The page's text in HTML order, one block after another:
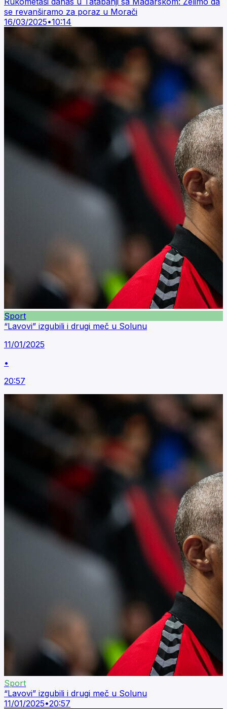
se revanširamo za poraz u Morači
16/03/2025•10:14
Sport
“Lavovi” izgubili i drugi meč u Solunu
11/01/2025
•
20:57
Sport
“Lavovi” izgubili i drugi meč u Solunu
11/01/2025•20:57